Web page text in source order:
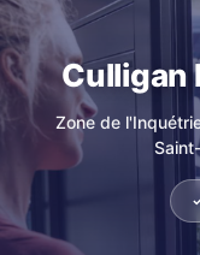
Culligan
Zone de